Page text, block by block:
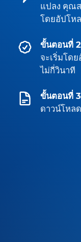
แปลง คุณส
โดยอัปโห
ขั้นตอนที่
จะเริ่มโด
ไม่กี่วินาที
ขั้นตอนที่
ดาวน์โหล